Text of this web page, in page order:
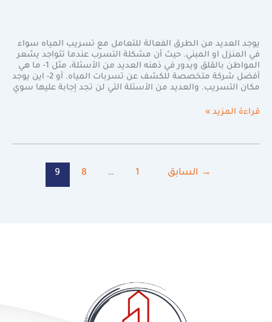
يوجد العديد من الطرق الفعالة للتعامل مع تسريب المياه سواء
في المنزل او المبني. حيث أن مشكلة التسرب عندما تتواجد يشعر
المواطن بالقلق ويدور في ذهنه العديد من الأسئلة، مثل 1- ما هي
أفضل شركة متخصصة للكشف عن تسربات المياه. أو 2- اين يوجد
مكان التسريب. والعديد من الأسئلة التي لن تجد إجابة عليها سوي
قراءة المزيد »
→ السابق 1
…
8
9